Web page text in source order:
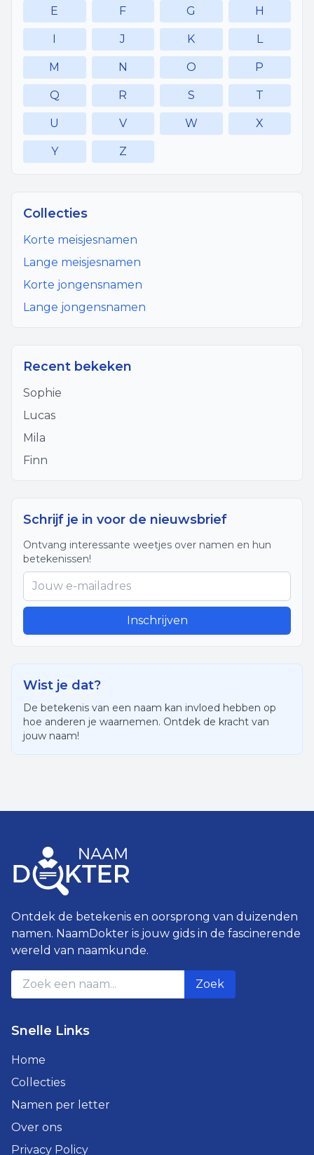
E F G H
I J K L
M N O P
Q R S T
U V W X
Y Z
Collecties
Korte meisjesnamen
Lange meisjesnamen
Korte jongensnamen
Lange jongensnamen
Recent bekeken
Sophie
Lucas
Mila
Finn
Schrijf je in voor de nieuwsbrief
Ontvang interessante weetjes over namen en hun
betekenissen!
Inschrijven
Wist je dat?
De betekenis van een naam kan invloed hebben op
hoe anderen je waarnemen. Ontdek de kracht van
jouw naam!
Ontdek de betekenis en oorsprong van duizenden
namen. NaamDokter is jouw gids in de fascinerende
wereld van naamkunde.
Zoek
Snelle Links
Home
Collecties
Namen per letter
Over ons
Privacy Policy